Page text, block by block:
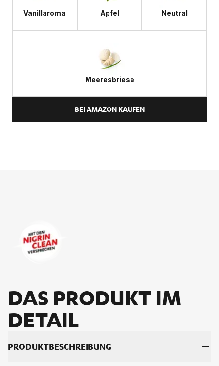
Vanillaroma Apfel Neutral
Meeresbriese
BEI AMAZON KAUFEN
DAS PRO­DUKT IM
DE­TAIL
PRO­DUKT­BE­SCHREI­BUNG